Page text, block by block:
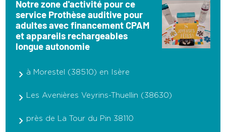
Notre zone d'activité pour ce
service Prothèse auditive pour
adultes avec financement CPAM
et appareils rechargeables
longue autonomie
à Morestel (38510) en Isère
Les Avenières Veyrins-Thuellin (38630)
près de La Tour du Pin 38110